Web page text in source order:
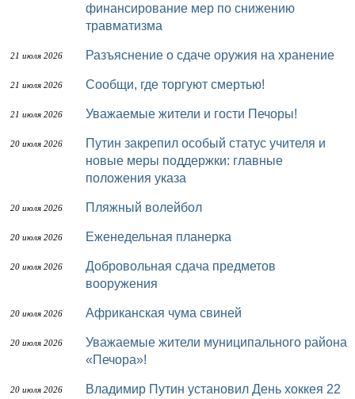
финансирование мер по снижению
травматизма
21 июля 2026 Разъяснение о сдаче оружия на хранение
21 июля 2026 Сообщи, где торгуют смертью!
21 июля 2026 Уважаемые жители и гости Печоры!
20 июля 2026
Путин закрепил особый статус учителя и
новые меры поддержки: главные
положения указа
20 июля 2026 Пляжный волейбол
20 июля 2026 Еженедельная планерка
20 июля 2026
Добровольная сдача предметов
вооружения
20 июля 2026 Африканская чума свиней
20 июля 2026
Уважаемые жители муниципального района
«Печора»!
20 июля 2026
Владимир Путин установил День хоккея 22